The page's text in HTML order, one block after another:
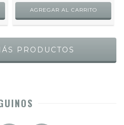
PRODUCTOS